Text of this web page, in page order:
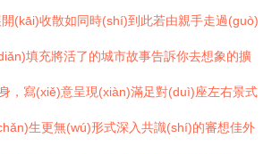
(kāi)收散如同時(shí)到此若由親手走過(guò)
填充將活了的城市故事告訴你去想象的擴
，寫(xiě)意呈現(xiàn)滿足對(duì)座左右景式
生更無(wú)形式深入共識(shí)的審想佳外